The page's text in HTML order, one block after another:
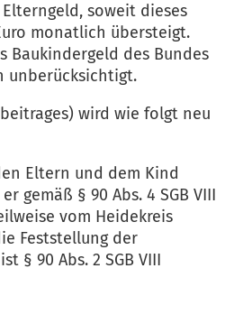
soweit dieses
monatlich übersteigt.
Baukindergeld des Bundes
unberücksichtigt.
wird wie folgt neu
Eltern und dem Kind
gemäß § 90 Abs. 4 SGB VIII
vom Heidekreis
Feststellung der
§ 90 Abs. 2 SGB VIII